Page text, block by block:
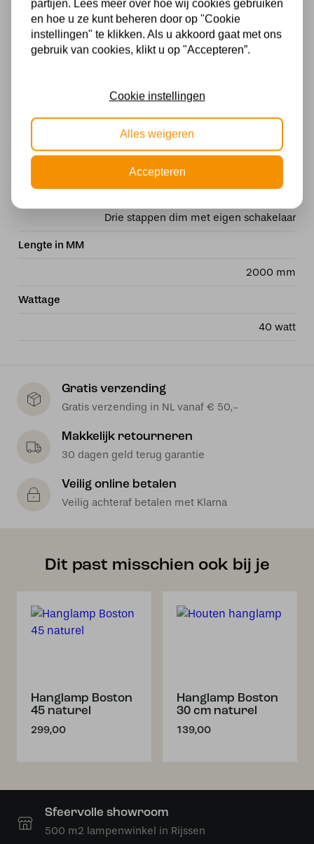
Fitting
Hout
Dimbaar
Drie stappen dim met eigen schakelaar
Lengte in MM
2000 mm
Wattage
40 watt
Gratis verzending
Gratis verzending in NL vanaf € 50,-
Makkelijk retourneren
30 dagen geld terug garantie
Veilig online betalen
Veilig achteraf betalen met Klarna
Dit past misschien ook bij je
Hanglamp Boston
45 naturel
299,00
Hanglamp Boston
30 cm naturel
139,00
Sfeervolle showroom
500 m2 lampenwinkel in Rijssen
partijen. Lees meer over hoe wij cookies gebruiken
en hoe u ze kunt beheren door op "Cookie
instellingen" te klikken. Als u akkoord gaat met ons
gebruik van cookies, klikt u op "Accepteren”.
Cookie instellingen
Alles weigeren
Accepteren